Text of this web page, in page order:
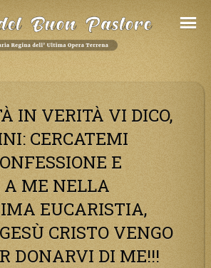
IN VERITÀ VI DICO,
CERCATEMI
E
ME NELLA
EUCARISTIA,
CRISTO VENGO
DONARVI DI ME!!!